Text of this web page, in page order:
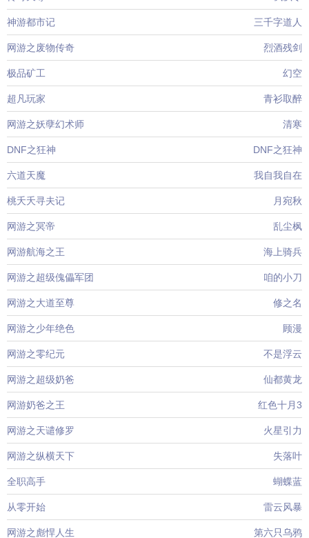
神游都市记 三千字道人
网游之废物传奇 烈酒残剑
极品矿工 幻空
超凡玩家 青衫取醉
网游之妖孽幻术师 清寒
DNF之狂神 DNF之狂神
六道天魔 我自我自在
桃夭夭寻夫记 月宛秋
网游之冥帝 乱尘枫
网游航海之王 海上骑兵
网游之超级傀儡军团 咱的小刀
网游之大道至尊 修之名
网游之少年绝色 顾漫
网游之零纪元 不是浮云
网游之超级奶爸 仙都黄龙
网游奶爸之王 红色十月3
网游之天谴修罗 火星引力
网游之纵横天下 失落叶
全职高手 蝴蝶蓝
从零开始 雷云风暴
网游之彪悍人生 第六只乌鸦